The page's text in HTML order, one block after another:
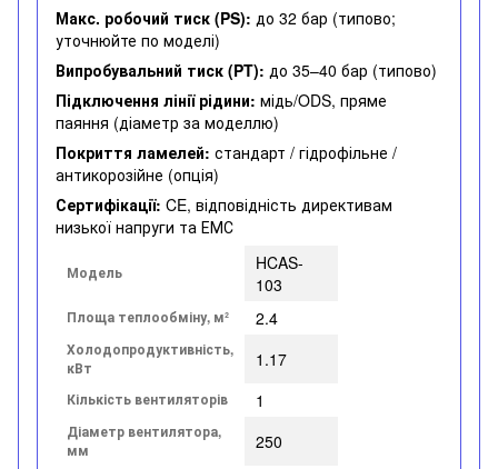
Макс. робочий тиск (PS): до 32 бар (типово;
уточнюйте по моделі)
Випробувальний тиск (PT): до 35–40 бар (типово)
Підключення лінії рідини: мідь/ODS, пряме
паяння (діаметр за моделлю)
Покриття ламелей: стандарт / гідрофільне /
антикорозійне (опція)
Сертифікації: CE, відповідність директивам
низької напруги та ЕМС
Модель
HCAS-
103
Площа теплообміну, м² 2.4
Холодопродуктивність,
кВт
1.17
Кількість вентиляторів 1
Діаметр вентилятора,
мм
250